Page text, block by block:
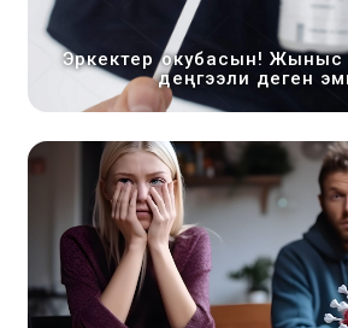
Эркектер окубасын!
деңгээли деген